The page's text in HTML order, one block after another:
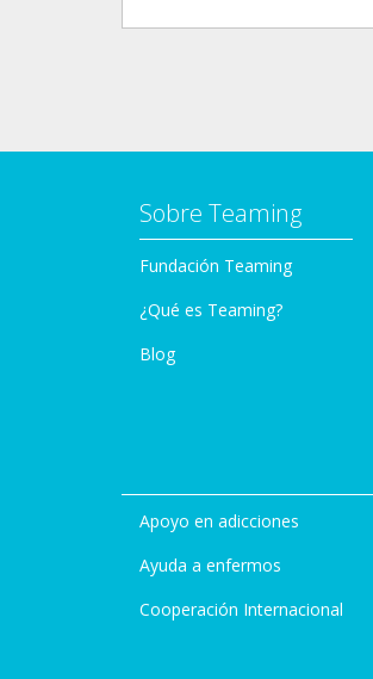
Sobre Teaming
Fundación Teaming
¿Qué es Teaming?
Blog
Apoyo en adicciones
Ayuda a enfermos
Cooperación Internacional